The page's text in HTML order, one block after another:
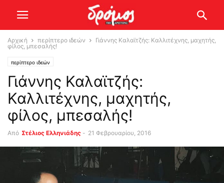
Αρχική περίπτερο ιδεών
Γιάννης Καλαϊτζής: Καλλιτέχνης, μαχητής,
φίλος, μπεσαλής!
περίπτερο ιδεών
Γιάννης Καλαϊτζής:
Καλλιτέχνης, μαχητής,
φίλος, μπεσαλής!
Από Στέλιος Ελληνιάδης - 21 Φεβρουαρίου, 2016